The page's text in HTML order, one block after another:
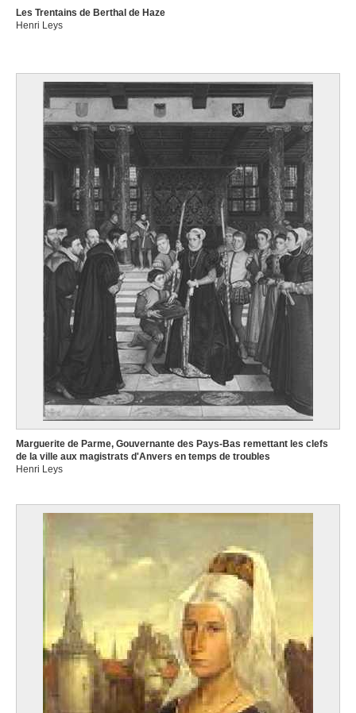
Les Trentains de Berthal de Haze
Henri Leys
Marguerite de Parme, Gouvernante des Pays-Bas remettant les clefs
de la ville aux magistrats d'Anvers en temps de troubles
Henri Leys